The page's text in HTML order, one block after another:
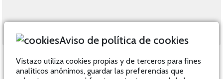
Aviso de política de cookies
Vistazo utiliza cookies propias y de terceros para fines
analíticos anónimos, guardar las preferencias que